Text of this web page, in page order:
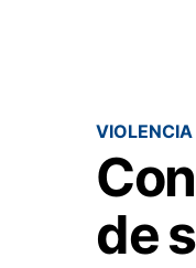
VIOLENCIA
de